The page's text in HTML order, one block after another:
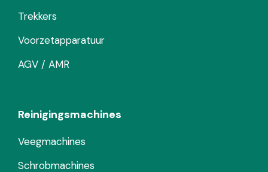
Trekkers
Voorzetapparatuur
AGV / AMR
Reinigingsmachines
Veegmachines
Schrobmachines